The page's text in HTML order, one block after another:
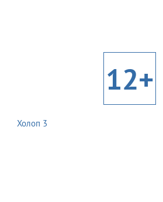
12+
Холоп 3